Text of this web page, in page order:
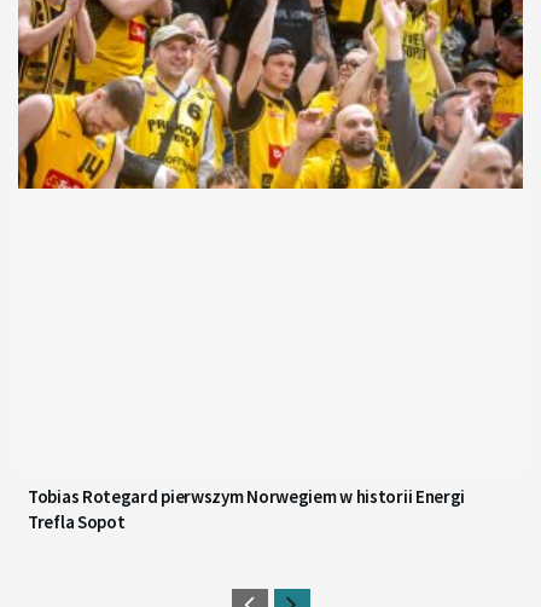
Tobias Rotegard pierwszym Norwegiem w historii Energi
Trefla Sopot